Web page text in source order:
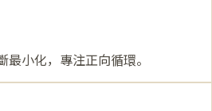
小化，專注正向循環。